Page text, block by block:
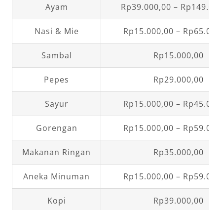
Ayam Rp39.000,00 –
Nasi & Mie Rp15.000,00 –
Sambal Rp15.000,00
Pepes Rp29.000,00
Sayur Rp15.000,00 –
Gorengan Rp15.000,00 –
Makanan Ringan Rp35.000,00
Aneka Minuman Rp15.000,00 –
Kopi Rp39.000,00